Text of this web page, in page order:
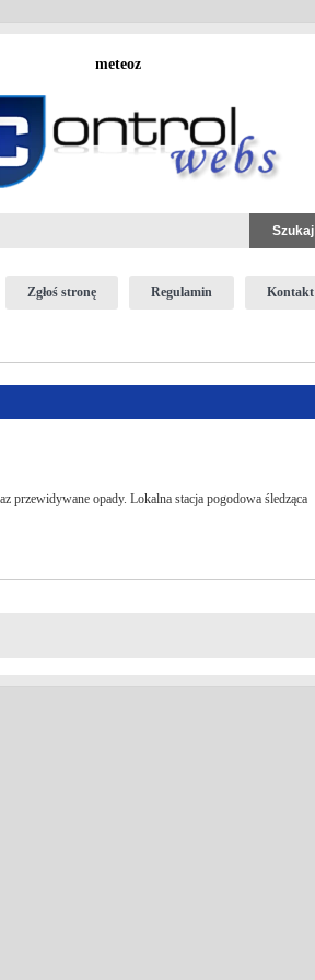
meteoz
Zgłoś stronę Regulamin Kontakt
przewidywane opady. Lokalna stacja pogodowa śledząca